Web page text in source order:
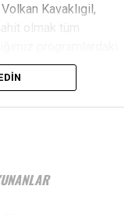
Kavaklıgil,
olmak tüm
Bu haftasonu
ve beraberlik
katılan